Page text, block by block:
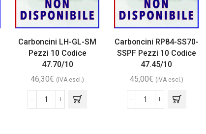
Carboncini LH-GL-SM
Pezzi 10 Codice
47.70/10
46,30€ (IVA escl.)
Carboncini RP84-SS70-
SSPF Pezzi 10 Codice
47.45/10
45,00€ (IVA escl.)